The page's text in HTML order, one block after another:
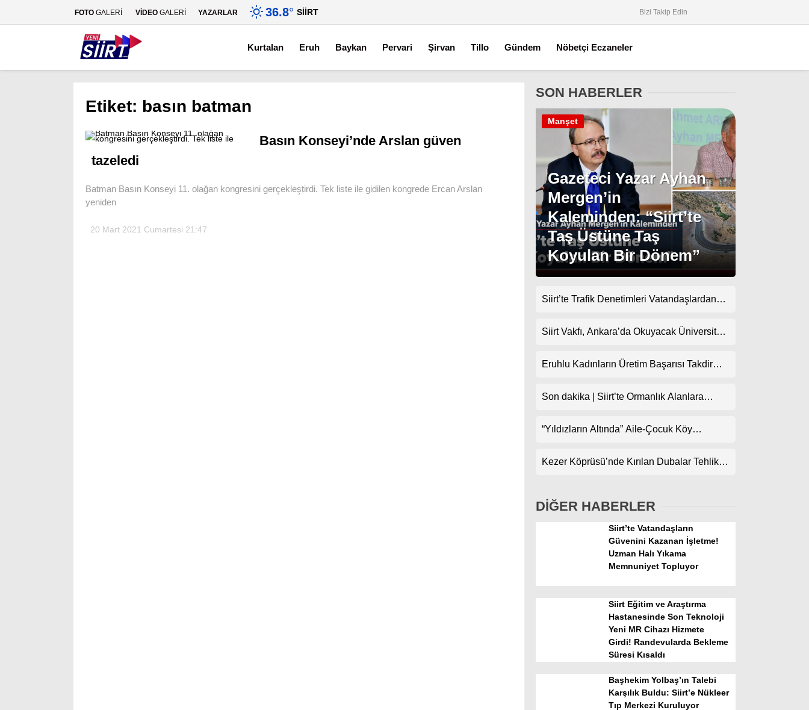
Gündem
Ekonomi
Spor
WhatsApp İhbar Hattı
FOTO GALERİ VİDEO GALERİ YAZARLAR 36.8° SIIRT Bizi Takip Edin
Kurtalan Eruh Baykan Pervari Şirvan Tillo Gündem Nöbetçi Eczaneler
Etiket: basın batman
Basın Konseyi’nde Arslan güven
tazeledi
Batman Basın Konseyi 11. olağan kongresini gerçekleştirdi. Tek liste ile gidilen kongrede Ercan Arslan
yeniden
20 Mart 2021 Cumartesi 21:47
SON HABERLER
Gazeteci Yazar Ayhan
Mergen’in
Kaleminden: “Siirt’te
Taş Üstüne Taş
Koyulan Bir Dönem”
Manşet
Siirt’te Trafik Denetimleri Vatandaşlardan
Siirt Vakfı, Ankara’da Okuyacak Üniversite
Eruhlu Kadınların Üretim Başarısı Takdir
Son dakika | Siirt’te Ormanlık Alanlara
“Yıldızların Altında” Aile-Çocuk Köy
Köylerindeki Çocuklarla Buluşuyor
Kezer Köprüsü’nde Kırılan Dubalar Tehlike
DİĞER HABERLER
Siirt’te Vatandaşların
Güvenini Kazanan İşletme!
Uzman Halı Yıkama
Memnuniyet Topluyor
Siirt Eğitim ve Araştırma
Hastanesinde Son Teknoloji
Yeni MR Cihazı Hizmete
Girdi! Randevularda Bekleme
Süresi Kısaldı
Başhekim Yolbaş’ın Talebi
Karşılık Buldu: Siirt’e Nükleer
Tıp Merkezi Kuruluyor